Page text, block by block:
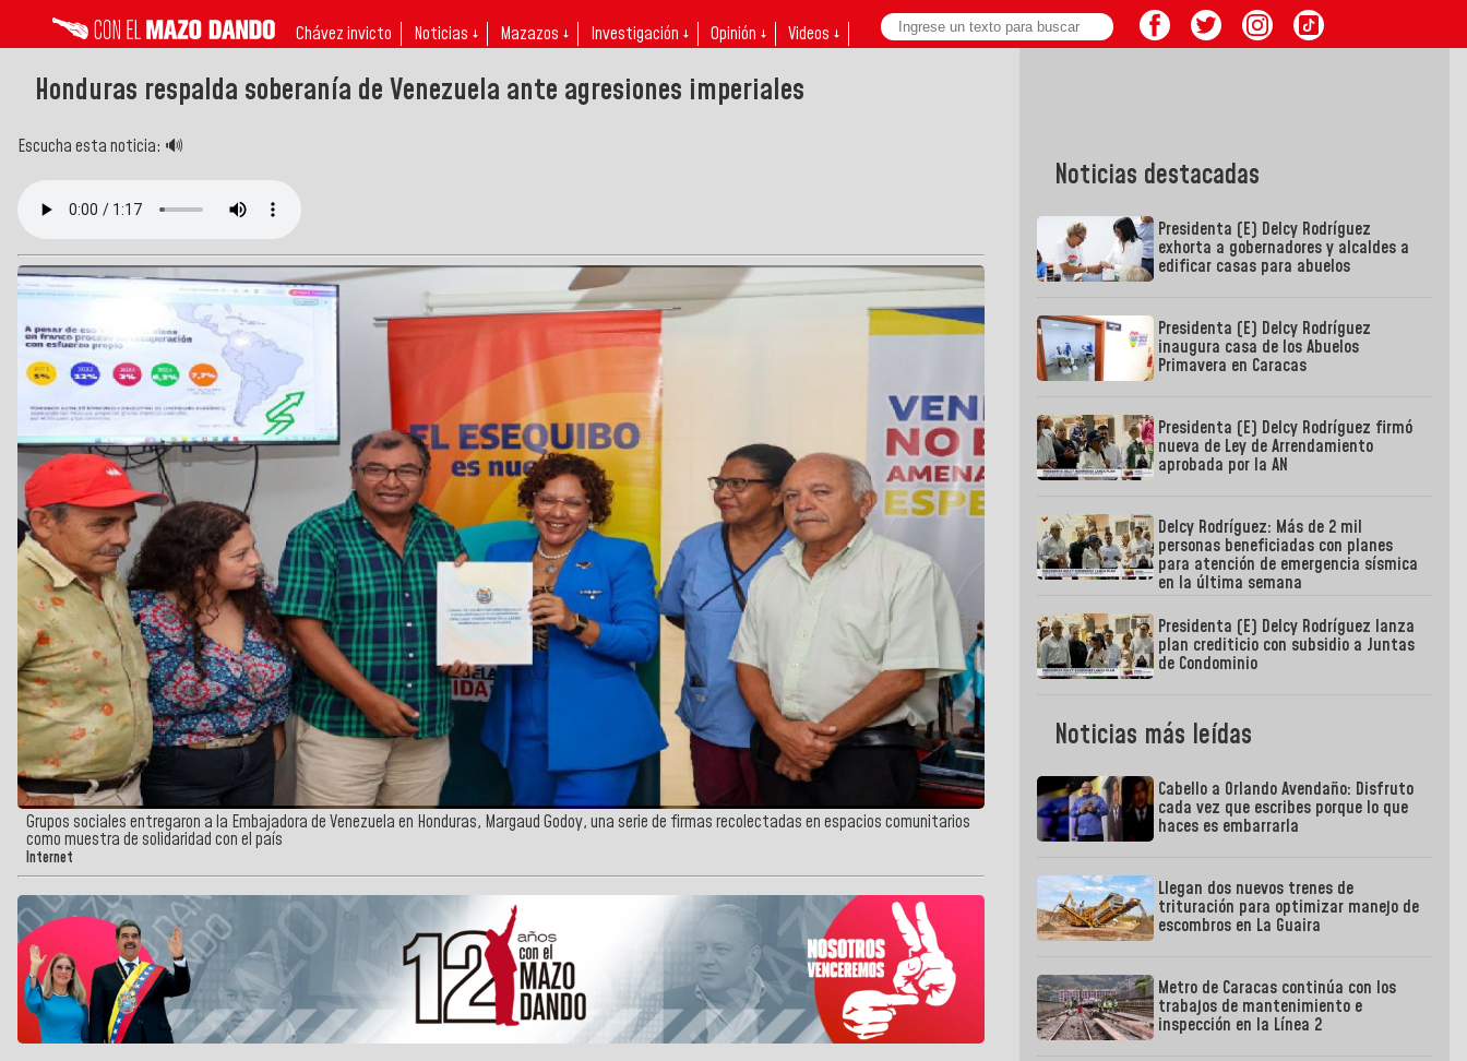
Chávez invicto Noticias ↓ Mazazos ↓ Investigación ↓ Opinión ↓ Videos ↓
Honduras respalda soberanía de Venezuela ante agresiones imperiales
Escucha esta noticia: 🔊
Grupos sociales entregaron a la Embajadora de Venezuela en Honduras, Margaud Godoy, una serie de firmas recolectadas en espacios comunitarios
como muestra de solidaridad con el país
Internet
Noticias destacadas
Presidenta (E) Delcy Rodríguez
exhorta a gobernadores y alcaldes a
edificar casas para abuelos
Presidenta (E) Delcy Rodríguez
inaugura casa de los Abuelos
Primavera en Caracas
Presidenta (E) Delcy Rodríguez firmó
nueva de Ley de Arrendamiento
aprobada por la AN
Delcy Rodríguez: Más de 2 mil
personas beneficiadas con planes
para atención de emergencia sísmica
en la última semana
Presidenta (E) Delcy Rodríguez lanza
plan crediticio con subsidio a Juntas
de Condominio
Noticias más leídas
Cabello a Orlando Avendaño: Disfruto
cada vez que escribes porque lo que
haces es embarrarla
Llegan dos nuevos trenes de
trituración para optimizar manejo de
escombros en La Guaira
Metro de Caracas continúa con los
trabajos de mantenimiento e
inspección en la Línea 2